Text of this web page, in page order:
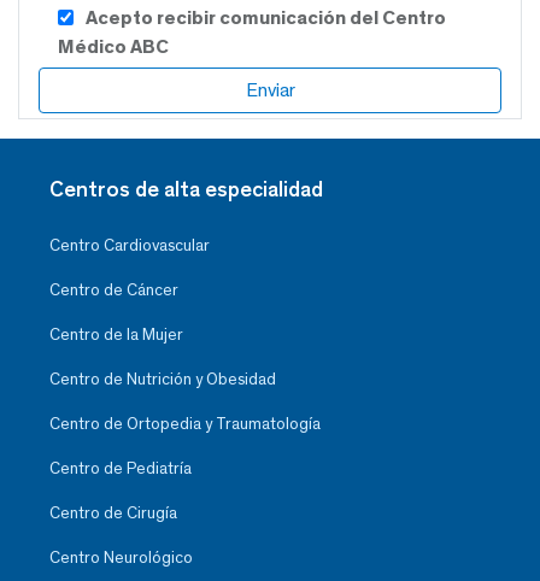
Acepto recibir comunicación del Centro
Médico ABC
Centros de alta especialidad
Centro Cardiovascular
Centro de Cáncer
Centro de la Mujer
Centro de Nutrición y Obesidad
Centro de Ortopedia y Traumatología
Centro de Pediatría
Centro de Cirugía
Centro Neurológico